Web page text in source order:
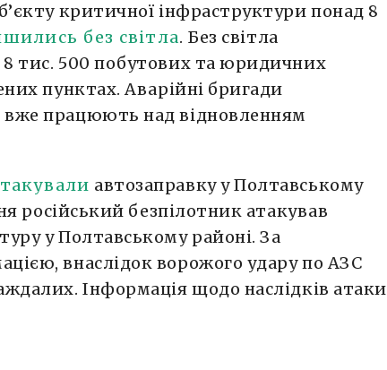
критичної інфраструктури понад 8
без світла. Без світла
тис. 500 побутових та юридичних
пунктах. Аварійні бригади
вже працюють над відновленням
автозаправку у Полтавському
російський безпілотник атакував
у Полтавському районі. За
внаслідок ворожого удару по АЗС
Інформація щодо наслідків атаки